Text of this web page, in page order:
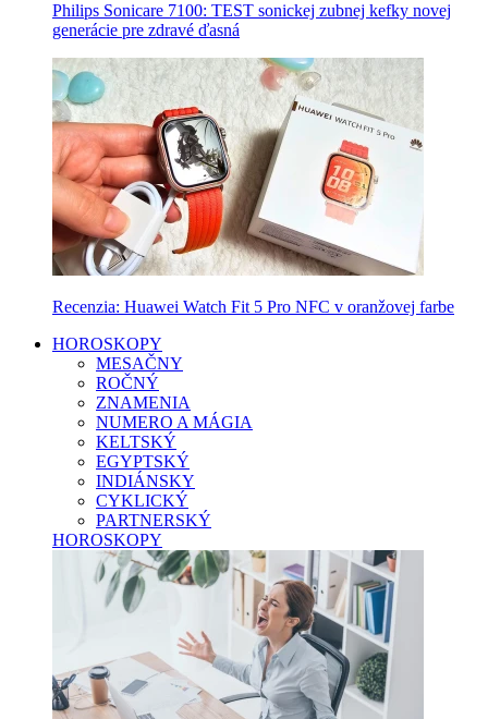
Philips Sonicare 7100: TEST sonickej zubnej kefky novej
generácie pre zdravé ďasná
Recenzia: Huawei Watch Fit 5 Pro NFC v oranžovej farbe
HOROSKOPY
MESAČNY
ROČNÝ
ZNAMENIA
NUMERO A MÁGIA
KELTSKÝ
EGYPTSKÝ
INDIÁNSKY
CYKLICKÝ
PARTNERSKÝ
HOROSKOPY